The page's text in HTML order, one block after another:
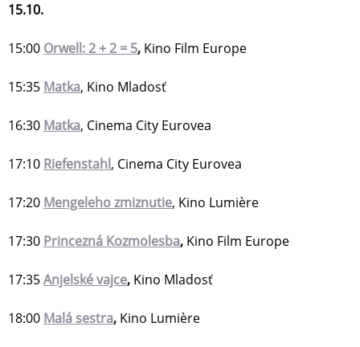
15.10.
15:00 Orwell: 2 + 2 = 5, Kino Film Europe
15:35 Matka, Kino Mladosť
16:30 Matka, Cinema City Eurovea
17:10 Riefenstahl, Cinema City Eurovea
17:20 Mengeleho zmiznutie, Kino Lumière
17:30 Princezná Kozmolesba, Kino Film Europe
17:35Anjelské vajce, Kino Mladosť
18:00 Malá sestra, Kino Lumière